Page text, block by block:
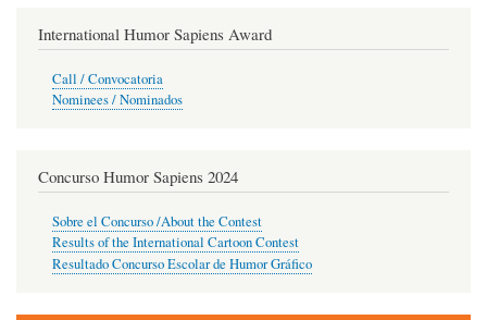
International Humor Sapiens Award
Call / Convocatoria
Nominees / Nominados
Concurso Humor Sapiens 2024
Sobre el Concurso /About the Contest
Results of the International Cartoon Contest
Resultado Concurso Escolar de Humor Gráfico